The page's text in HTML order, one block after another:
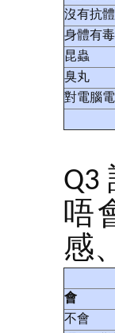
沒有抗體
身體有
昆蟲
臭丸
對電腦
Q3
唔
感
會
不會